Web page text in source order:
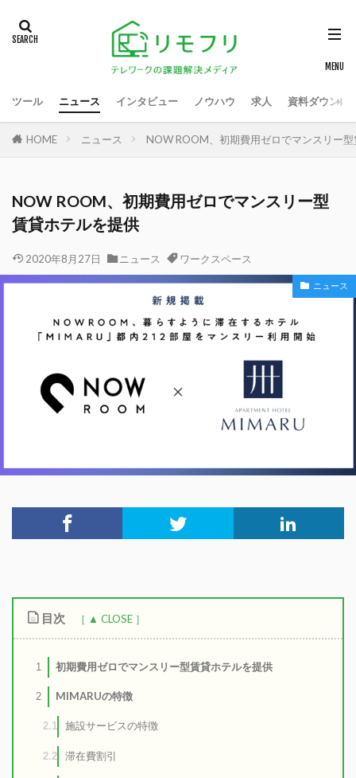
ツール ニュース インタビュー ノウハウ 求人 資料ダウンロ
HOME ニュース NOW ROOM、初期費用ゼロでマンスリー
NOW ROOM、初期費用ゼロでマンスリー型
賃貸ホテルを提供
2020年8月27日 ニュース ワークスペース
ニュース
目次
1 初期費用ゼロでマンスリー型賃貸ホテルを提供
2 MIMARUの特徴
2.1 施設サービスの特徴
2.2 滞在費割引